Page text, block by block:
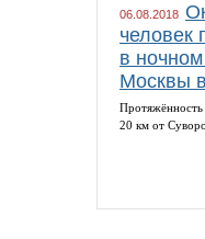
06.08.2018
человек
в
Москвы
Протяжённость
20 км от